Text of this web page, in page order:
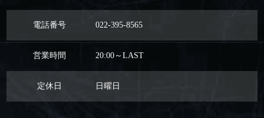
電話番号 022-395-8565
営業時間 20:00～LAST
定休日 日曜日